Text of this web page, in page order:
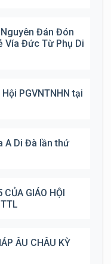
Đán Đón
Vía Đức Từ Phụ Di
PGVNTNHN tại
A Di Đà lần thứ
GIÁO HỘI
ÂU CHÂU KỲ